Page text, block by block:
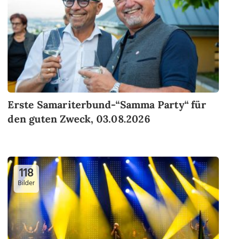
Erste Samariterbund-“Samma Party“ für
den guten Zweck, 03.08.2026
118
Bilder